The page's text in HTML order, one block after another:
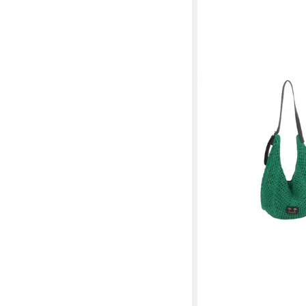
GOODMAN DESIGN
Schultertasche Boho
aus Baumwolle,
lieferbar - in 6-7